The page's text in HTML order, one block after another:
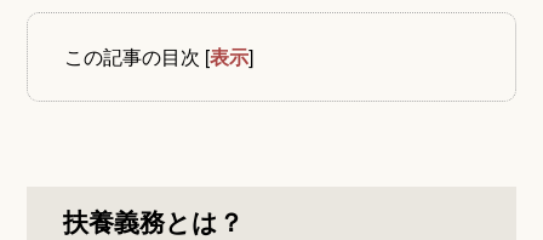
この記事の目次 [表示]
扶養義務とは？